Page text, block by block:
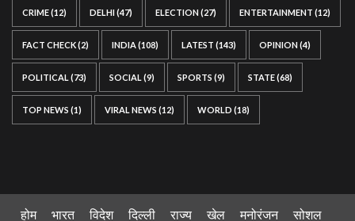
CRIME(12) DELHI(47) ELECTION(27) ENTERTAINMENT (12)
FACT CHECK(2) INDIA(108) LATEST (143) OPINION(4)
POLITICAL (73) SOCIAL (9) SPORTS (9) STATE(68)
TOP NEWS (1) VIRAL NEWS (12) WORLD (18)
होम भारत विदेश दिल्ली राज्य खेल मनोरंजन सोशल